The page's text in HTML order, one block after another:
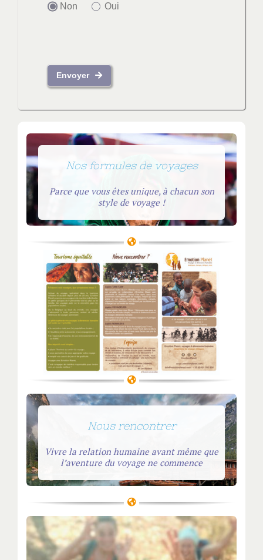
Non Oui
Envoyer
Nos formules de voyages
Parce que vous êtes unique, à chacun son
style de voyage !
Nous rencontrer
Vivre la relation humaine avant même que
l’aventure du voyage ne commence